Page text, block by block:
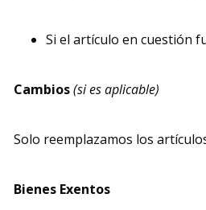
Si el artículo en cuestión
Cambios(si es aplicable)
Solo reemplazamos los
Bienes Exentos